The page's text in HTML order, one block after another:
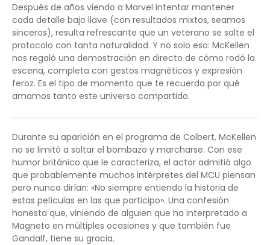
Después de años viendo a Marvel intentar mantener
cada detalle bajo llave (con resultados mixtos, seamos
sinceros), resulta refrescante que un veterano se salte el
protocolo con tanta naturalidad. Y no solo eso: McKellen
nos regaló una demostración en directo de cómo rodó la
escena, completa con gestos magnéticos y expresión
feroz. Es el tipo de momento que te recuerda por qué
amamos tanto este universo compartido.
Durante su aparición en el programa de Colbert, McKellen
no se limitó a soltar el bombazo y marcharse. Con ese
humor británico que le caracteriza, el actor admitió algo
que probablemente muchos intérpretes del MCU piensan
pero nunca dirían: «No siempre entiendo la historia de
estas películas en las que participo». Una confesión
honesta que, viniendo de alguien que ha interpretado a
Magneto en múltiples ocasiones y que también fue
Gandalf, tiene su gracia.